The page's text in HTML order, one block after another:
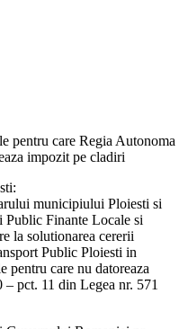
pentru care Regia Autonoma
impozit pe cladiri
municipiului Ploiesti si
Public Finante Locale si
la solutionarea cererii
Public Ploiesti in
pentru care nu datoreaza
pct. 11 din Legea nr. 571